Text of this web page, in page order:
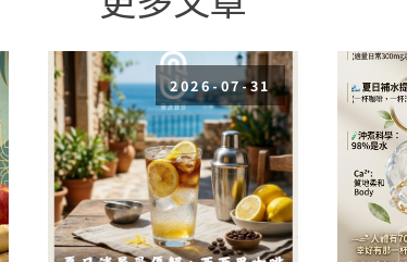
2026-07-31